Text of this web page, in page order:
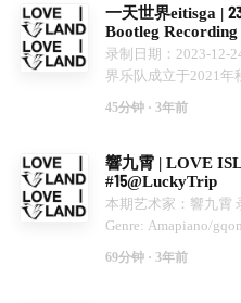
地。在派对场景之外
、Courrèges、 A
INNERSECT等品牌
敏锐的触觉将多种类
在了⾳乐场景中。⽽
素，推⼴着能唤起未
舞曲。 LOVE
Lucky Trip咖啡在每
动，传递都市漫步舒
之余也能听到动听音
Hop、K-Pop 以及
通过一个又一个独特
众体验到音乐所赋予
名音乐人热场，包括
Desiigner, MØ, Aluna
Blanco, Tokimonsta
独特的风格和品味使
Hermès, Chanel,
Nike 和 Takashi
乐。 LOVE ISLAND
Lucky Trip咖啡在每
一天世界eitisga |
Bootleg Recording
录制日期：2023-12-
界乐队成立于2021年
三里屯Lucky Trip咖
小憩之余也能听到动
线上，在Love Island
的私藏音乐，也是您
所。
45分钟 · 3年前
響九霄 | LOVE
#15@LuckyTrip
本期艺术家：響九霄
Genre: Amapiano/
岛）是SILK和三里
69分钟 · 3年前